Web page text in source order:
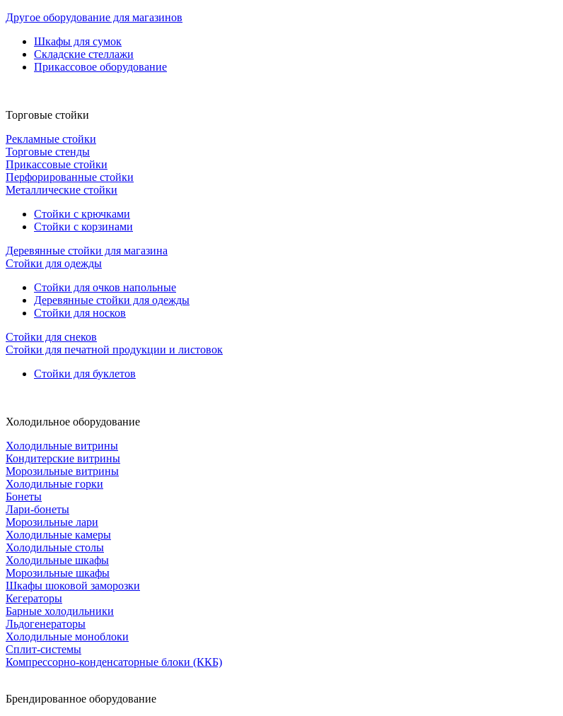
Другое оборудование для магазинов
Шкафы для сумок
Складские стеллажи
Прикассовое оборудование
Торговые стойки
Рекламные стойки
Торговые стенды
Прикассовые стойки
Перфорированные стойки
Металлические стойки
Стойки с крючками
Стойки с корзинами
Деревянные стойки для магазина
Стойки для одежды
Стойки для очков напольные
Деревянные стойки для одежды
Стойки для носков
Стойки для снеков
Стойки для печатной продукции и листовок
Стойки для буклетов
Холодильное оборудование
Холодильные витрины
Кондитерские витрины
Морозильные витрины
Холодильные горки
Бонеты
Лари-бонеты
Морозильные лари
Холодильные камеры
Холодильные столы
Холодильные шкафы
Морозильные шкафы
Шкафы шоковой заморозки
Кегераторы
Барные холодильники
Льдогенераторы
Холодильные моноблоки
Сплит-системы
Компрессорно-конденсаторные блоки (ККБ)
Брендированное оборудование